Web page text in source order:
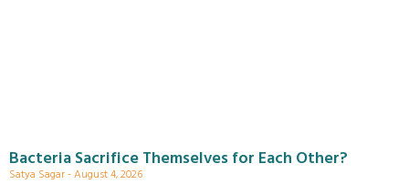
Bacteria Sacrifice Themselves for Each Other?
Satya Sagar August 4, 2026